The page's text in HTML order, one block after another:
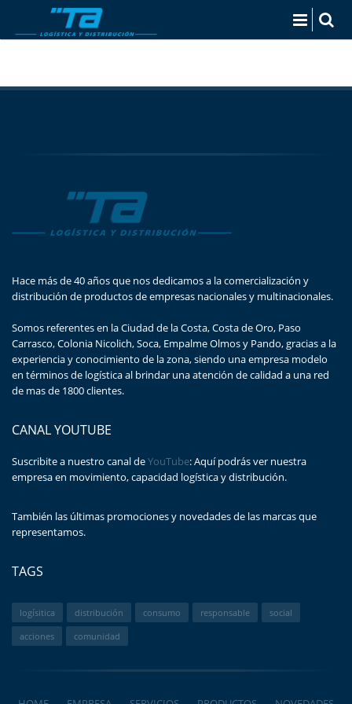
Hace más de 40 años que nos dedicamos a la comercialización y
distribución de productos de empresas nacionales y multinacionales.
Somos referentes en la Ciudad de la Costa, Costa de Oro, Paso
Carrasco, Colonia Nicolich, Soca, Empalme Olmos y Pando, gracias a la
experiencia y conocimiento de la zona, siendo una empresa modelo
en términos de logística al brindar una atención de calidad a una red
de mas de 1800 clientes.
CANAL YOUTUBE
Suscribite a nuestro canal deYouTube: Aquí podrás ver nuestra
empresa en movimiento, capacidad logística y distribución.
También las últimas promociones y novedades de las marcas que
representamos.
TAGS
logísitica distribución consumo responsable
social
acciones
comunidad